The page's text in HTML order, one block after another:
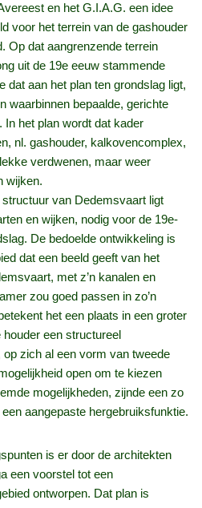
en het G.I.A.G. een idee
voor het terrein van de gashouder
Op dat aangrenzende terrein
uit de 19e eeuw stammende
dat aan het plan ten grondslag ligt,
waarbinnen bepaalde, gerichte
het plan wordt dat kader
nl. gashouder, kalkovencomplex,
verdwenen, maar weer
wijken.
van Dedemsvaart ligt
en wijken, nodig voor de 19e-
De bedoelde ontwikkeling is
dat een beeld geeft van het
met z’n kanalen en
zou goed passen in zo’n
het een plaats in een groter
een structureel
zich al een vorm van tweede
open om te kiezen
mogelijkheden, zijnde een zo
aangepaste hergebruiksfunktie.
is er door de architekten
een voorstel tot een
ontworpen. Dat plan is